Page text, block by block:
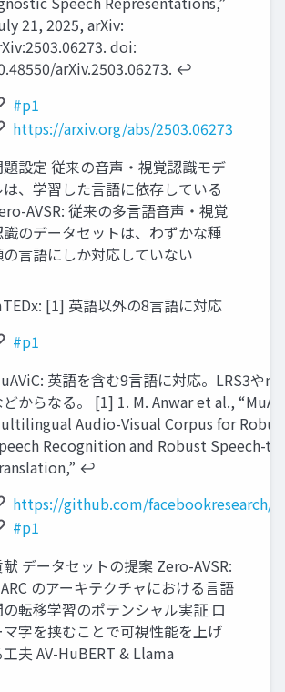
21, 2025, arXiv:
doi:
arXiv.2503.06273. ↩︎
#p1
https://arxiv.org/abs/2503.06273
題設定 従来の音声・視覚認識モデ
は、学習した言語に依存している
AVSR: 従来の多言語音声・視覚
のデータセットは、わずかな種
の言語にしか対応していない
[1] 英語以外の8言語に対応
#p1
英語を含む9言語に対応。LRS3や
どからなる。 [1] 1. M. Anwar et al.,
Audio-Visual Corpus for
Recognition and Robust Speech-
↩︎
https://github.com/facebookresearch/
#p1
データセットの提案 Zero-AVSR:
のアーキテクチャにおける言語
の転移学習のポテンシャル実証 ロ
マ字を挟むことで可視性能を上げ
工夫 AV-HuBERT & Llama